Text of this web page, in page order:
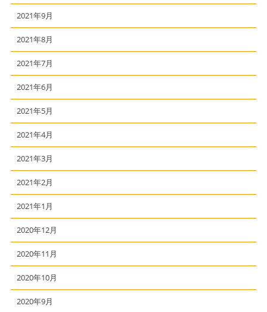
2021年9月
2021年8月
2021年7月
2021年6月
2021年5月
2021年4月
2021年3月
2021年2月
2021年1月
2020年12月
2020年11月
2020年10月
2020年9月